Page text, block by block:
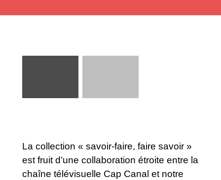
La collection « savoir-faire, faire savoir »
est fruit d’une collaboration étroite entre la
chaîne télévisuelle Cap Canal et notre